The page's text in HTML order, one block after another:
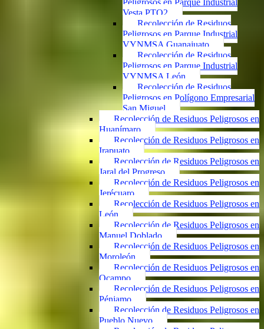
Peligrosos en Parque Industrial
Vesta PTO2
Recolección de Residuos
Peligrosos en Parque Industrial
VYNMSA Guanajuato
Recolección de Residuos
Peligrosos en Parque Industrial
VYNMSA León
Recolección de Residuos
Peligrosos en Polígono Empresarial
San Miguel
Recolección de Residuos Peligrosos en
Huanímaro
Recolección de Residuos Peligrosos en
Irapuato
Recolección de Residuos Peligrosos en
Jaral del Progreso
Recolección de Residuos Peligrosos en
Jerécuaro
Recolección de Residuos Peligrosos en
León
Recolección de Residuos Peligrosos en
Manuel Doblado
Recolección de Residuos Peligrosos en
Moroleón
Recolección de Residuos Peligrosos en
Ocampo
Recolección de Residuos Peligrosos en
Pénjamo
Recolección de Residuos Peligrosos en
Pueblo Nuevo